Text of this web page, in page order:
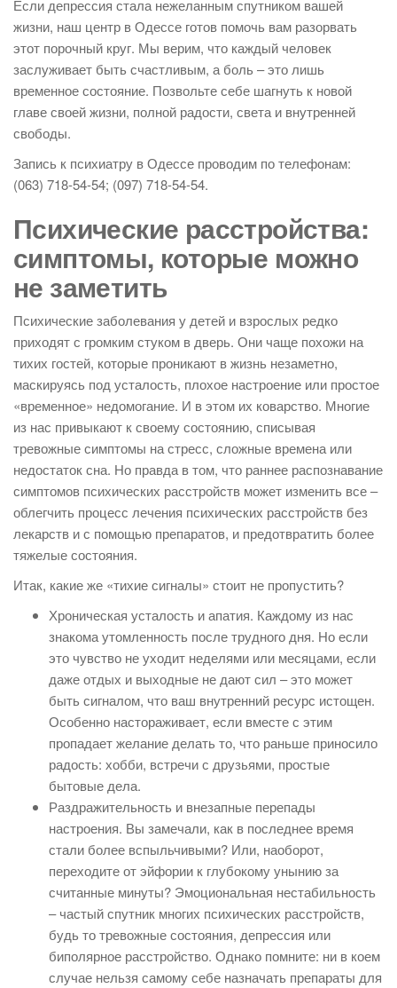
Если депрессия стала нежеланным спутником вашей
жизни, наш центр в Одессе готов помочь вам разорвать
этот порочный круг. Мы верим, что каждый человек
заслуживает быть счастливым, а боль – это лишь
временное состояние. Позвольте себе шагнуть к новой
главе своей жизни, полной радости, света и внутренней
свободы.
Запись к психиатру в Одессе проводим по телефонам:
(063) 718-54-54; (097) 718-54-54.
Психические расстройства:
симптомы, которые можно
не заметить
Психические заболевания у детей и взрослых редко
приходят с громким стуком в дверь. Они чаще похожи на
тихих гостей, которые проникают в жизнь незаметно,
маскируясь под усталость, плохое настроение или простое
«временное» недомогание. И в этом их коварство. Многие
из нас привыкают к своему состоянию, списывая
тревожные симптомы на стресс, сложные времена или
недостаток сна. Но правда в том, что раннее распознавание
симптомов психических расстройств может изменить все –
облегчить процесс лечения психических расстройств без
лекарств и с помощью препаратов, и предотвратить более
тяжелые состояния.
Итак, какие же «тихие сигналы» стоит не пропустить?
Хроническая усталость и апатия. Каждому из нас
знакома утомленность после трудного дня. Но если
это чувство не уходит неделями или месяцами, если
даже отдых и выходные не дают сил – это может
быть сигналом, что ваш внутренний ресурс истощен.
Особенно настораживает, если вместе с этим
пропадает желание делать то, что раньше приносило
радость: хобби, встречи с друзьями, простые
бытовые дела.
Раздражительность и внезапные перепады
настроения. Вы замечали, как в последнее время
стали более вспыльчивыми? Или, наоборот,
переходите от эйфории к глубокому унынию за
считанные минуты? Эмоциональная нестабильность
– частый спутник многих психических расстройств,
будь то тревожные состояния, депрессия или
биполярное расстройство. Однако помните: ни в коем
случае нельзя самому себе назначать препараты для